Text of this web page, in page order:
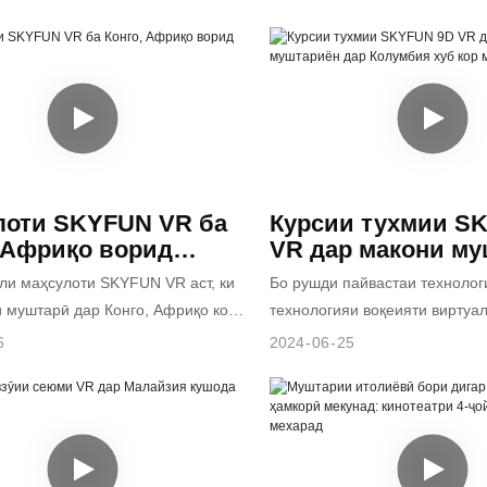
кардааст, то ба шарики
маҳаллӣ кӯмак кунад.
инноватсионӣ дорад ва мағозаи
боғи хурди фароғатии VR табдил
дорои намудҳои гуногуни
қабили кинотеатри 4-нафара,
тухмӣ мебошад. Ин боғи
маҳсулот ва мағозаҳо аз
баҳои баланд ва
гирифтааст.
SKYFUN VR ба
Африқо ворид
маҳсулоти SKYFUN VR аст, ки
муштарӣ дар Конго, Африқо кор
Курсии тухмии
VR дар макони
дар Колумбия хуб
мекунад
Бо рушди пайвастаи
технологияи воқеияти
таҷрибаи беназири худ
онҳо, курсии тухмии 9D VR,
ва тарҳи инноватсионии худ,
тоҷирон фоидаи назаррас
аз бисёре аз бозигарони
2024 06 25